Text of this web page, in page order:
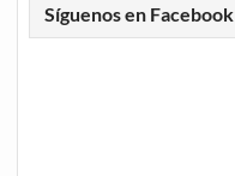
Síguenos en Facebook